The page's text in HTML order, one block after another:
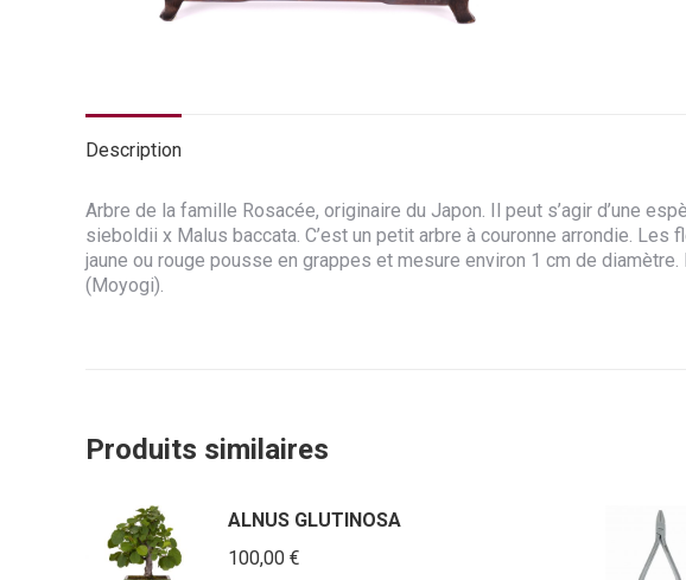
Description
Arbre de la famille Rosacée, originaire du Japon. Il peut s’agir d’une
sieboldii x Malus baccata. C’est un petit arbre à couronne arrondie.
jaune ou rouge pousse en grappes et mesure environ 1 cm de
(Moyogi).
Produits similaires
ALNUS GLUTINOSA
100,00 €